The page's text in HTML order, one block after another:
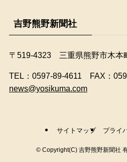
吉野熊野新聞社
〒519-4323 三重県熊野市木本
​TEL：0597-89-4611 FAX：
news@yosikuma.com
サイトマップ プライ
©Copyright(C) 吉野熊野新聞社